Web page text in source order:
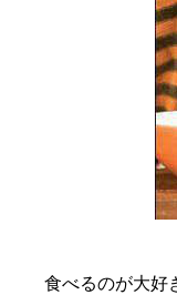
食べるのが大好